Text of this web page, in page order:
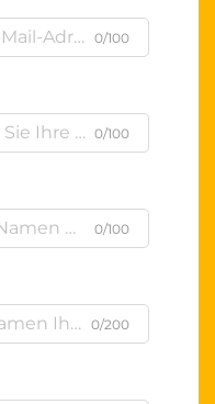
0/100
0/100
0/100
0/200